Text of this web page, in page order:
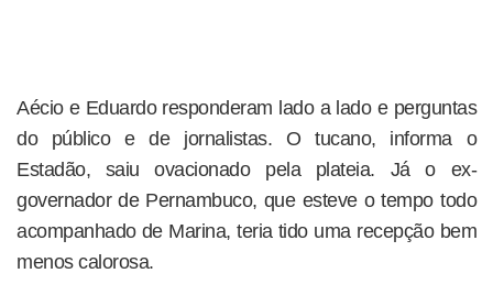
Aécio e Eduardo responderam lado a lado e perguntas
do público e de jornalistas. O tucano, informa o
Estadão, saiu ovacionado pela plateia. Já o ex-
governador de Pernambuco, que esteve o tempo todo
acompanhado de Marina, teria tido uma recepção bem
menos calorosa.